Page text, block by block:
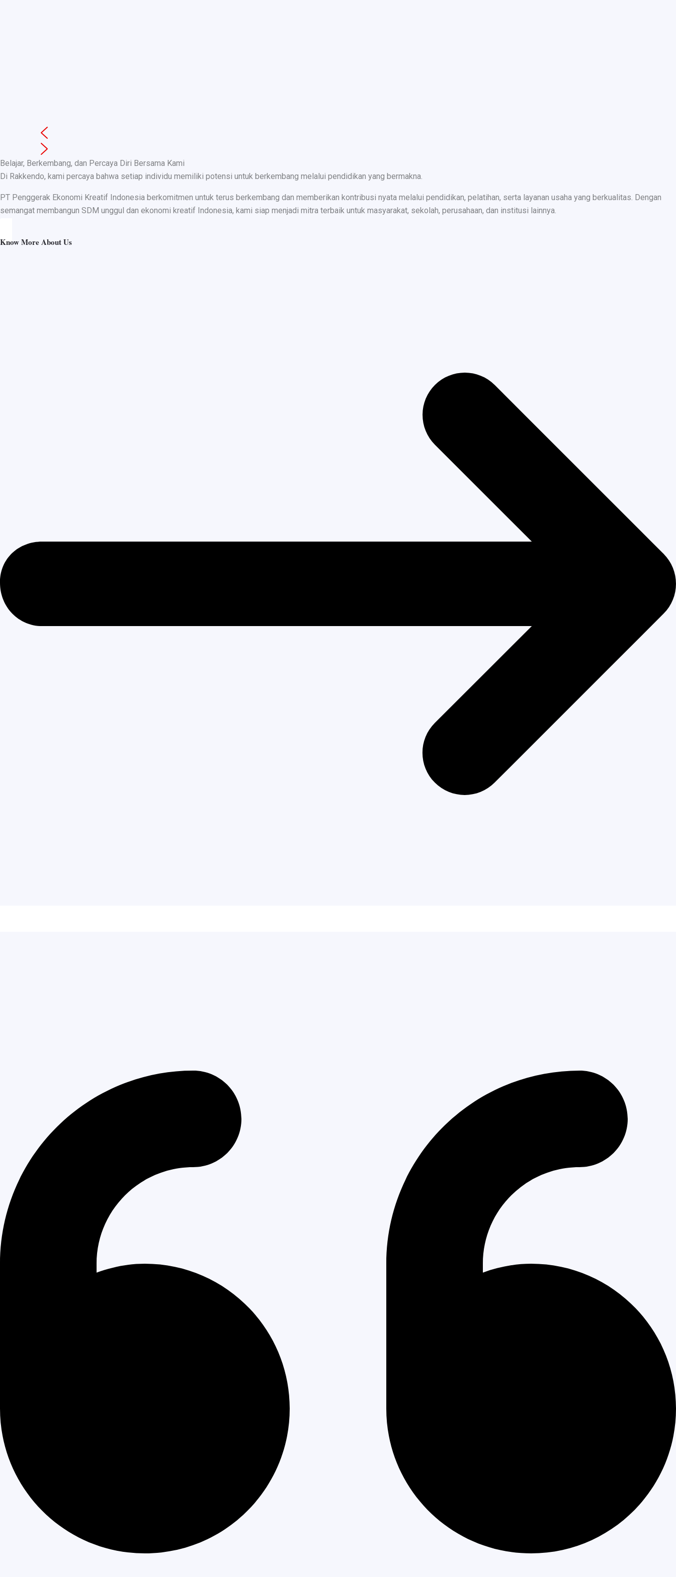
Belajar, Berkembang, dan Percaya Diri Bersama Kami
Di Rakkendo, kami percaya bahwa setiap individu memiliki potensi untuk berkembang melalui pendidikan yang bermakna.
PT Penggerak Ekonomi Kreatif Indonesia berkomitmen untuk terus berkembang dan memberikan kontribusi nyata melalui pendidikan, pelatihan, serta layanan usaha yang berkualitas. Dengan
semangat membangun SDM unggul dan ekonomi kreatif Indonesia, kami siap menjadi mitra terbaik untuk masyarakat, sekolah, perusahaan, dan institusi lainnya.
Know More About Us